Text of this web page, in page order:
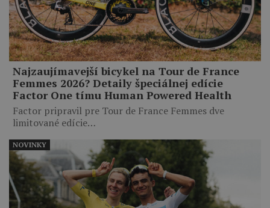
Najzaujímavejší bicykel na Tour de France
Femmes 2026? Detaily špeciálnej edície
Factor One tímu Human Powered Health
Factor pripravil pre Tour de France Femmes dve
limitované edície…
NOVINKY